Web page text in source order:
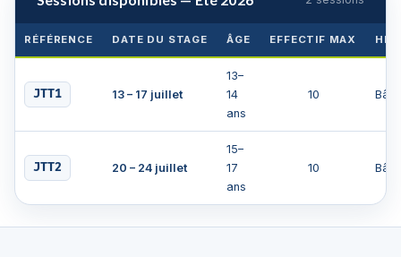
RÉFÉRENCE DATE DU STAGE ÂGE EFFECTIF MAX
JTT1 13 – 17 juillet
13–
14
ans
10
JTT2 20 – 24 juillet
15–
17
ans
10